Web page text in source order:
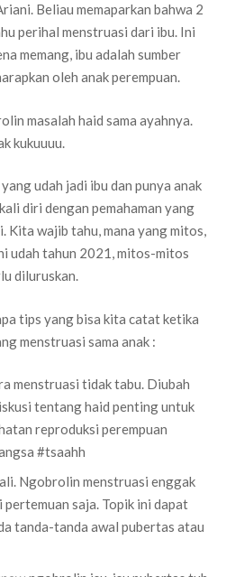
Beliau memaparkan bahwa 2
perihal menstruasi dari ibu. Ini
memang, ibu adalah sumber
oleh anak perempuan.
masalah haid sama ayahnya.
kukuuuu.
udah jadi ibu dan punya anak
diri dengan pemahaman yang
Kita wajib tahu, mana yang mitos,
udah tahun 2021, mitos-mitos
diluruskan.
tips yang bisa kita catat ketika
menstruasi sama anak :
menstruasi tidak tabu. Diubah
tentang haid penting untuk
reproduksi perempuan
#tsaahh
Ngobrolin menstruasi enggak
pertemuan saja. Topik ini dapat
tanda-tanda awal pubertas atau